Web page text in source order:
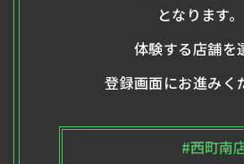
となります。
体験する店舗を
登録画面にお進みく
#西町南